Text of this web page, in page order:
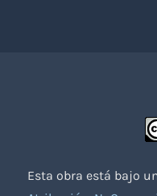
Esta obra está bajo